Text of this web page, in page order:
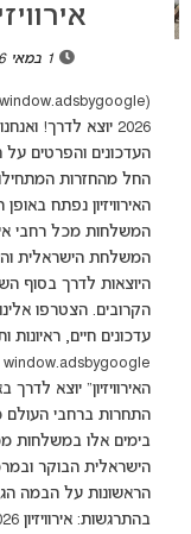
אירוויזיון 2026
2026 יוצא לדרך!
העדכונים והפרטים על
החל מהחזרות
האירוויזיון נפתח
המשלחות מכל רחבי
המשלחת הישראלית
היוצאות לדרך בסוף
הקרובים. הצטרפו
האירוויזיון” יוצא
התחרות ברחבי
בימים אלו במשלחות
הישראלית הבוקר
הראשונות על הבמה